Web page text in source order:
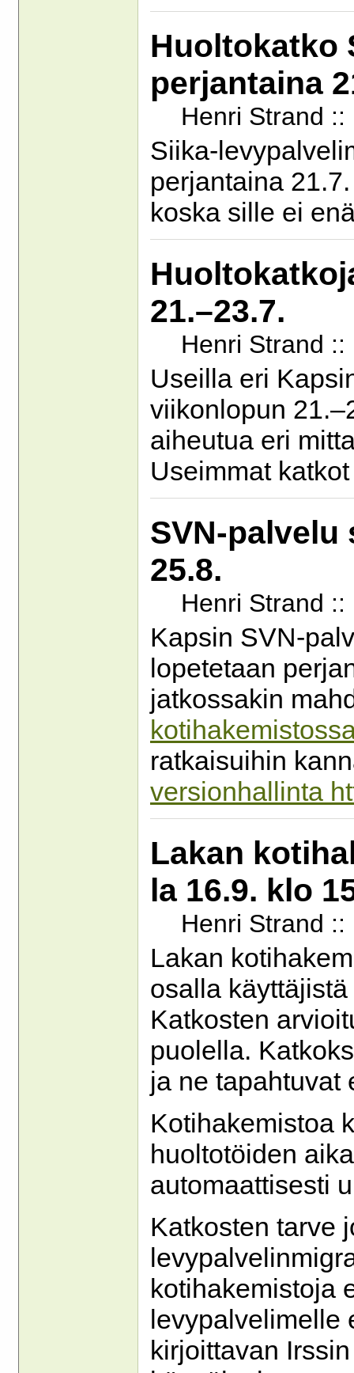
Huoltokatko
perjantaina
Henri Strand
Siika-
perjantaina
koska sille ei
21.–23.7.
Henri Strand
Useilla eri
viikonlopun
aiheutua eri
Useimmat
SVN-
25.8.
Henri Strand
Kapsin SVN-
lopetetaan
jatkossakin
ratkaisuihin
versionhallinta
Lakan
la 16.9. klo
Henri Strand
Lakan
osalla
Katkosten
puolella.
ja ne tapahtuvat
Kotihakemistoa
huoltotöiden
automaattisesti
Katkosten tarve
kotihakemistoja
levypalvelimelle
kirjoittavan